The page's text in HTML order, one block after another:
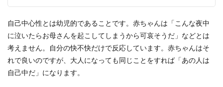
自己中心性とは幼児的であることです。赤ちゃんは「こんな夜中
に泣いたらお母さんを起こしてしまうから可哀そうだ」などとは
考えません。自分の快不快だけで反応しています。赤ちゃんはそ
れで良いのですが、大人になっても同じことをすれば「あの人は
自己中だ」になります。